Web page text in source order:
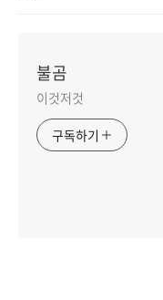
불곰
이것저것
구독하기